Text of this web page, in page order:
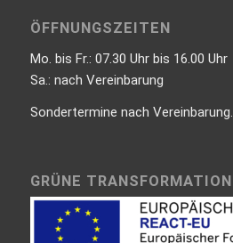
ÖFFNUNGSZEITEN
Mo. bis Fr.: 07.30 Uhr bis 16.00 Uhr
Sa.: nach Vereinbarung
Sondertermine nach Vereinbarung.
GRÜNE TRANSFORMATION